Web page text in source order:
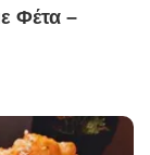
Φέτα –